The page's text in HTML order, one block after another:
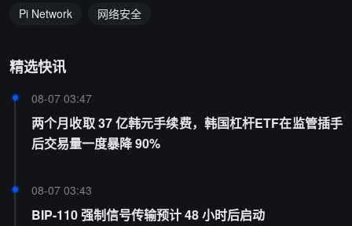
Pi Network 网络安全
精选快讯
08-07 03:47
两个月收取 37 亿韩元手续费，韩国杠杆ETF在监管插手
后交易量一度暴降 90%
08-07 03:43
BIP-110 强制信号传输预计 48 小时后启动